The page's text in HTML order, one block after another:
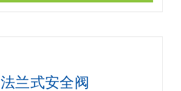
法兰式安全阀